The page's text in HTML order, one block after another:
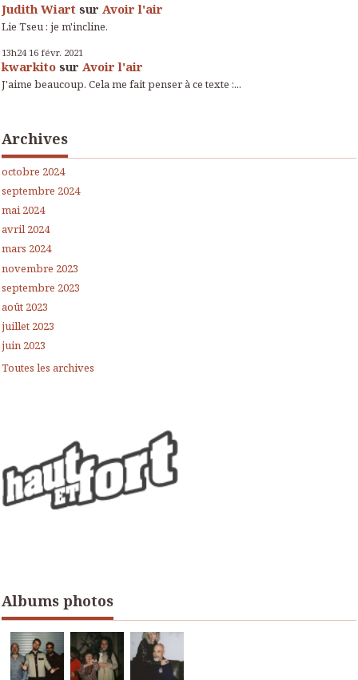
Judith Wiart sur Avoir l'air
Lie Tseu : je m'incline.
13h24 16 févr. 2021
kwarkito sur Avoir l'air
J'aime beaucoup. Cela me fait penser à ce texte :...
Archives
octobre 2024
septembre 2024
mai 2024
avril 2024
mars 2024
novembre 2023
septembre 2023
août 2023
juillet 2023
juin 2023
Toutes les archives
Albums photos